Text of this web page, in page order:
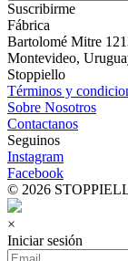
Suscribirme
Fábrica
Bartolomé Mitre
Montevideo,
Stoppiello
Términos y
Sobre Nosotros
Contactanos
Seguinos
Instagram
Facebook
© 2026
×
Iniciar sesión